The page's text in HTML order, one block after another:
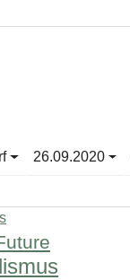
26.09.2020